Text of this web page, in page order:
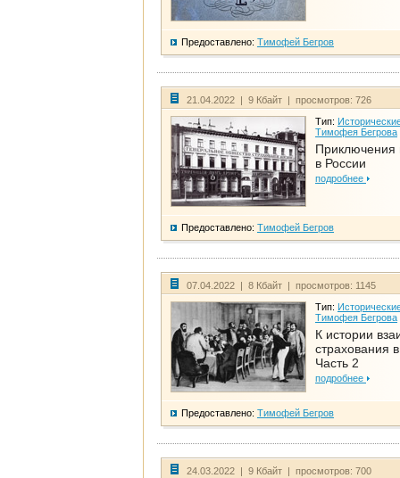
Предоставлено: Тимофей Бегров
21.04.2022 | 9 Кбайт | просмотров: 726
Тип:
Тимофея Бегрова
Приключения
в России
подробнее
Предоставлено: Тимофей Бегров
07.04.2022 | 8 Кбайт | просмотров: 1145
Тип:
Тимофея Бегрова
К истории
страхования
Часть 2
подробнее
Предоставлено: Тимофей Бегров
24.03.2022 | 9 Кбайт | просмотров: 700